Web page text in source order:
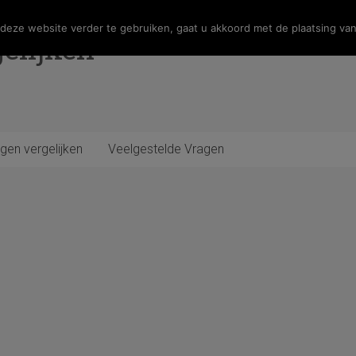
vergelijken Veelgestelde Vragen
website verder te gebruiken, gaat u akkoord met de plaatsing